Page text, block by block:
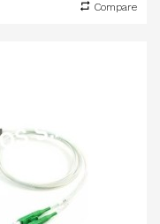
Compare